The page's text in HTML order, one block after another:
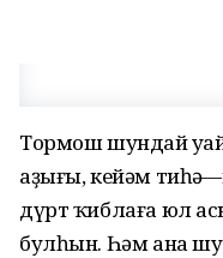
Тормош шундай
аҙығы, кейәм
дүрт ҡиблаға юл
булһын. Һәм ана